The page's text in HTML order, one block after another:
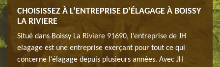
CHOISISSEZ À L’ENTREPRISE D’ÉLAGAGE À BOISSY
LA RIVIERE
Situé dans Boissy La Riviere 91690, l’entreprise de JH
elagage est une entreprise exerçant pour tout ce qui
concerne l’élagage depuis plusieurs années. Avec JH
À
est